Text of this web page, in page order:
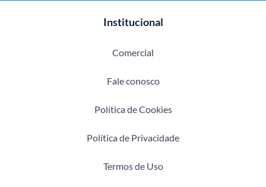
Institucional
Comercial
Fale conosco
Política de Cookies
Política de Privacidade
Termos de Uso